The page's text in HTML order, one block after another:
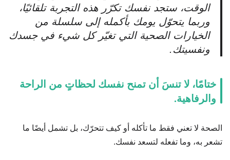
الوقت، ستجد نفسك تكرّر هذه التجربة تلقائيًا،
وربما يتحوّل يومك بأكمله إلى سلسلة من
الخيارات الصحية التي تغيّر كل شيء في جسدك
ونفسيتك.
ختامًا، لا تنسَ أن تمنح نفسك لحظاتٍ من الراحة
والرفاهية.
الصحة لا تعني فقط ما تأكله أو كيف تتحرّك، بل تشمل أيضًا ما
تشعر به، وما تفعله لتسعد نفسك.